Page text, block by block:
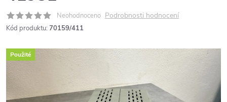
Neohodnoceno Podrobnosti hodnocení
Kód produktu: 70159/411
Použité